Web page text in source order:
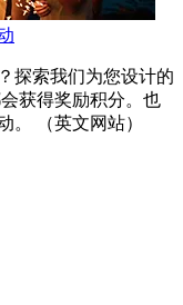
探索我们为您设计的
获得奖励积分。也
。 （英文网站）